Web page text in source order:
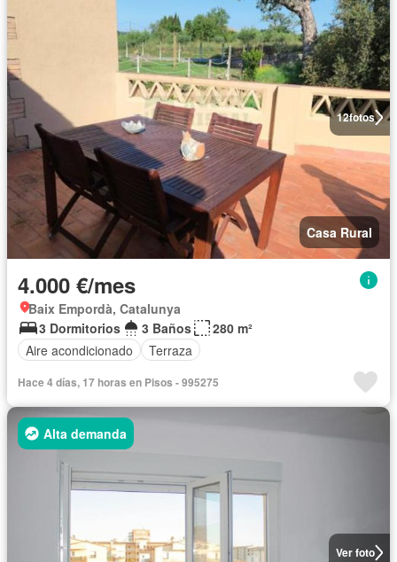
12fotos
Casa Rural
4.000 €/mes
Baix Empordà, Catalunya
3 Dormitorios
3 Baños
280 m²
Aire acondicionado
Terraza
Hace 4 días, 17 horas en Pisos - 995275
Ver foto
Alta demanda